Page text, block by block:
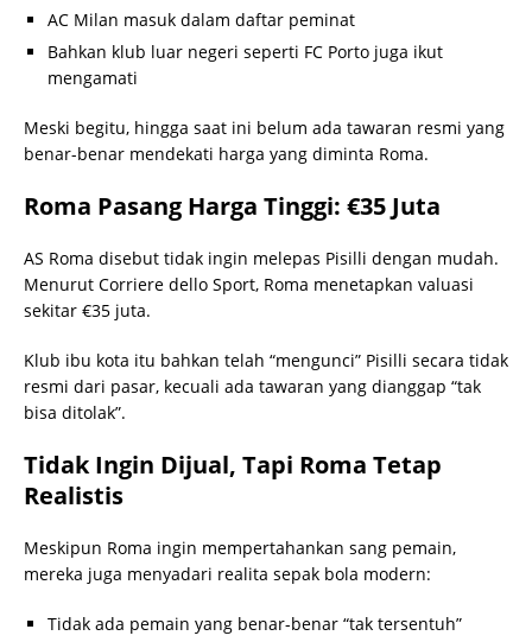
AC Milan masuk dalam daftar peminat
Bahkan klub luar negeri seperti FC Porto juga ikut
mengamati
Meski begitu, hingga saat ini belum ada tawaran resmi yang
benar-benar mendekati harga yang diminta Roma.
Roma Pasang Harga Tinggi: €35 Juta
AS Roma disebut tidak ingin melepas Pisilli dengan mudah.
Menurut Corriere dello Sport, Roma menetapkan valuasi
sekitar €35 juta.
Klub ibu kota itu bahkan telah “mengunci” Pisilli secara tidak
resmi dari pasar, kecuali ada tawaran yang dianggap “tak
bisa ditolak”.
Tidak Ingin Dijual, Tapi Roma Tetap
Realistis
Meskipun Roma ingin mempertahankan sang pemain,
mereka juga menyadari realita sepak bola modern:
Tidak ada pemain yang benar-benar “tak tersentuh”